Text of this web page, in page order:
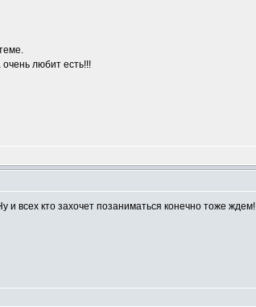
любит есть!!!
и всех кто захочет позаниматься конечно тоже ждем!